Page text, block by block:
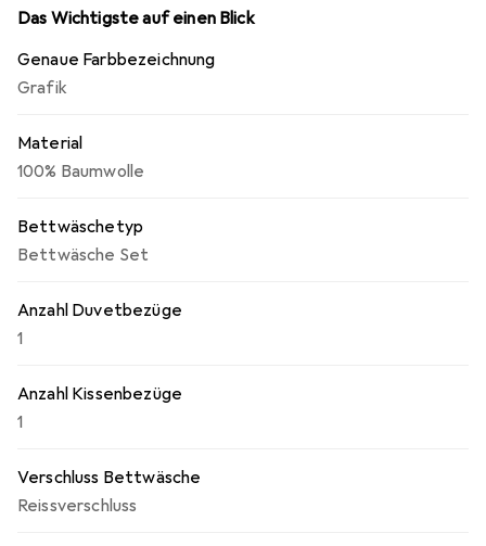
Das Wichtigste auf einen Blick
Genaue Farbbezeichnung
Grafik
Material
100% Baumwolle
Bettwäschetyp
Bettwäsche Set
Anzahl Duvetbezüge
1
Anzahl Kissenbezüge
1
Verschluss Bettwäsche
Reissverschluss